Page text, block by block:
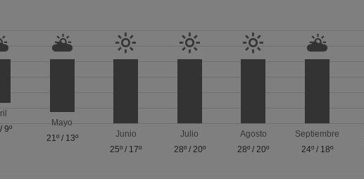
9º
Mayo
21º/ 13º
Junio
25º / 17º
Julio
28º/ 20º
Agosto
28º /20º
Septiembre
24º/ 18º